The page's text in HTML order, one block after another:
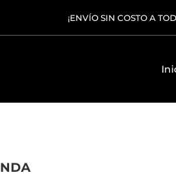
¡ENVÍO SIN COSTO A